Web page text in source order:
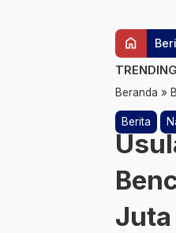
home
Beranda »
Berita
Juta